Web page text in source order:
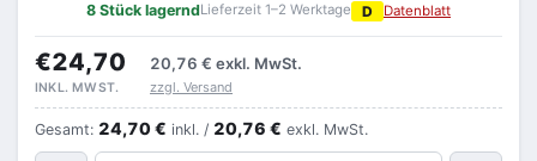
8 Stück lagerndLieferzeit 1–2 Werktage D Datenblatt
€24,70 20,76 € exkl. MwSt.
INKL. MWST. zzgl. Versand
Gesamt: 24,70 € inkl. / 20,76 € exkl. MwSt.